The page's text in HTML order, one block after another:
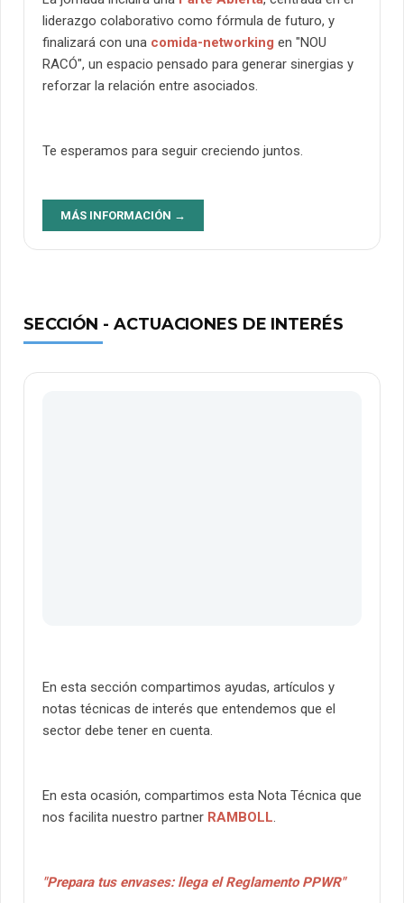
liderazgo colaborativo como fórmula de futuro, y
finalizará con una comida-networking en "NOU
RACÓ", un espacio pensado para generar sinergias y
reforzar la relación entre asociados.
Te esperamos para seguir creciendo juntos.
MÁS INFORMACIÓN →
SECCIÓN - ACTUACIONES DE INTERÉS
En esta sección compartimos ayudas, artículos y
notas técnicas de interés que entendemos que el
sector debe tener en cuenta.
En esta ocasión, compartimos esta Nota Técnica que
nos facilita nuestro partner RAMBOLL.
"Prepara tus envases: llega el Reglamento PPWR"